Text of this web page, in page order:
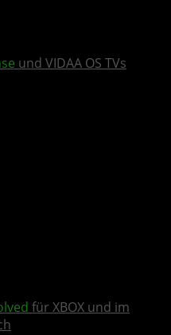
und VIDAA OS TVs
für XBOX und im